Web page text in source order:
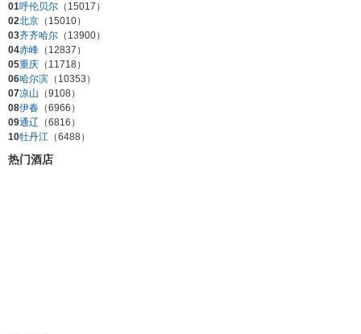
01呼伦贝尔 （15017）
02北京 （15010）
03齐齐哈尔 （13900）
04赤峰 （12837）
05重庆 （11718）
06哈尔滨 （10353）
07凉山 （9108）
08伊春 （6966）
09通辽
（6816）
10牡丹江 （6488）
热门酒店